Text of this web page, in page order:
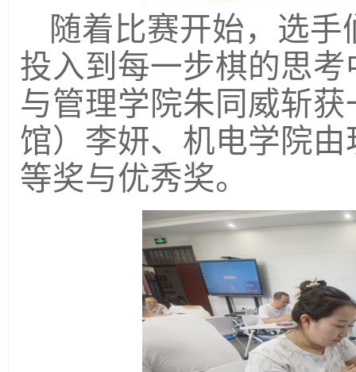
随着比赛开始， 选手
投入到每一步棋的思
与管理学院朱同威斩
馆）李妍、机电学院
等奖与优秀奖。